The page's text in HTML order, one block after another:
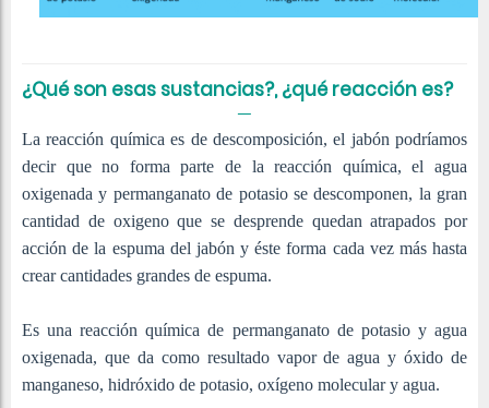
¿Qué son esas sustancias?, ¿qué reacción es?
La reacción química es de descomposición, el jabón podríamos
decir que no forma parte de la reacción química, el agua
oxigenada y permanganato de potasio se descomponen, la gran
cantidad de oxigeno que se desprende quedan atrapados por
acción de la espuma del jabón y éste forma cada vez más hasta
crear cantidades grandes de espuma.
Es una reacción química de permanganato de potasio y agua
oxigenada, que da como resultado vapor de agua y óxido de
manganeso, hidróxido de potasio, oxígeno molecular y agua.